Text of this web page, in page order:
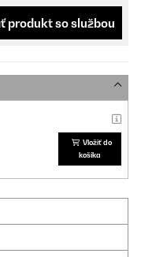
produkt so službou
Vložiť do
košíka